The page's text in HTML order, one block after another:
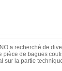
a recherché de
pièce de bagues
sur la partie